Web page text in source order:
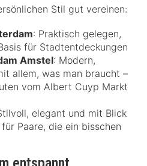
Stil gut vereinen:
: Praktisch gelegen,
für Stadtentdeckungen
Amstel: Modern,
allem, was man braucht –
vom Albert Cuyp Markt
elegant und mit Blick
Paare, die ein bisschen